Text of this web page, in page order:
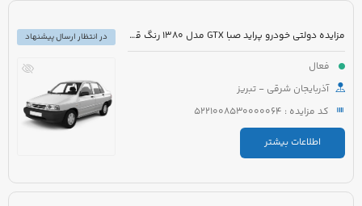
مزایده دولتی خودرو پراید صبا GTX مدل 1380 رنگ قرمز
فعال
آذربایجان شرقی - تبریز
کد مزایده : 5221008530000064
اطلاعات بیشتر
در انتظار ارسال پیشنهاد